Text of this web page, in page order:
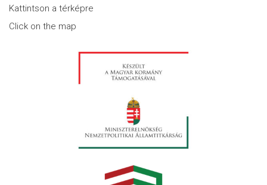
Kattintson a térképre
Click on the map